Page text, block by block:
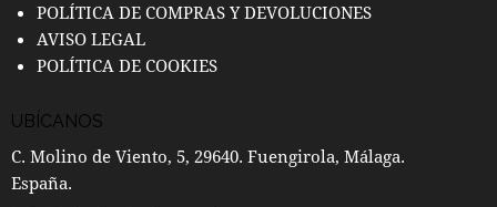
POLÍTICA DE COMPRAS Y DEVOLUCIONES
AVISO LEGAL
POLÍTICA DE COOKIES
UBÍCANOS
C. Molino de Viento, 5, 29640. Fuengirola, Málaga.
España.